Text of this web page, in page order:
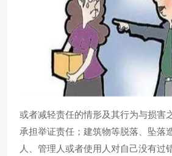
或者减轻责任的情形及其行为与损害
承担举证责任；建筑物等脱落、坠落
人、管理人或者使用人对自己没有过